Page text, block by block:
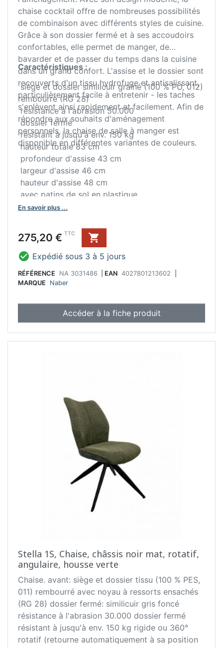
chaise cocktail offre de nombreuses possibilités
de combinaison avec différents styles de cuisine.
Grâce à son dossier fermé et à ses accoudoirs
confortables, elle permet de manger, de
bavarder et de passer du temps dans la cuisine
dans un grand confort. L'assise et le dossier sont
recouverts d'un tissu hydrofuge et antisalissant,
particulièrement facile à entretenir - les taches
s'enlèvent ainsi rapidement et facilement. Afin de
répondre aux souhaits d'aménagement
personnels, la chaise de salle à manger est
disponible en différentes variantes de couleurs.
Caractéristiques :
siège et dossier similicuir grainé (100 % PU, 012)
rembourré (RG 28)
résistance à l'abrasion 50.000
dossier fermé
résistant à jusqu'à env. 150 kg
hauteur totale 83 cm
profondeur d'assise 43 cm
largeur d'assise 46 cm
hauteur d'assise 48 cm
avec patins de sol en plastique
livraison démontée
En savoir plus ...
Prix
275,20 € TTC

 Expédié sous 3 à 5 jours
RÉFÉRENCE NA 3031486 EAN 4027801213602
MARQUE
Naber
Accéder à la fiche produit
Stella 1S, Chaise, châssis noir mat, rotatif,
angulaire, housse verte
Chaise. avant: siège et dossier tissu (100 % PES,
011) rembourré avec noyau à ressorts ensachés
(RG 28) dossier fermé: similicuir gris foncé
résistance à l'abrasion 30.000 dossier fermé
résistant à jusqu'à env. 150 kg rigide ou 360°
rotatif (retourne automatiquement à sa position